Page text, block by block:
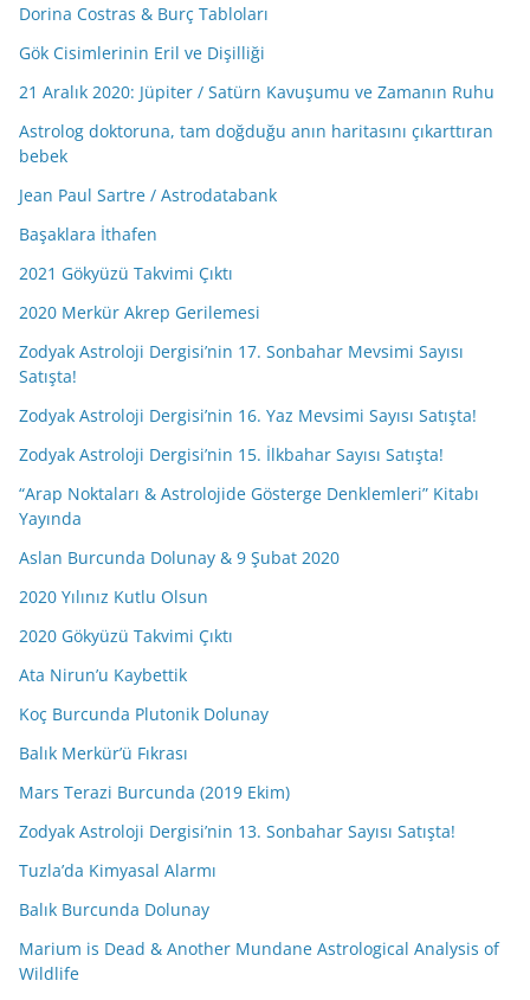
Dorina Costras & Burç Tabloları
Gök Cisimlerinin Eril ve Dişilliği
21 Aralık 2020: Jüpiter / Satürn Kavuşumu ve Zamanın Ruhu
Astrolog doktoruna, tam doğduğu anın haritasını çıkarttıran
bebek
Jean Paul Sartre / Astrodatabank
Başaklara İthafen
2021 Gökyüzü Takvimi Çıktı
2020 Merkür Akrep Gerilemesi
Zodyak Astroloji Dergisi’nin 17. Sonbahar Mevsimi Sayısı
Satışta!
Zodyak Astroloji Dergisi’nin 16. Yaz Mevsimi Sayısı Satışta!
Zodyak Astroloji Dergisi’nin 15. İlkbahar Sayısı Satışta!
“Arap Noktaları & Astrolojide Gösterge Denklemleri” Kitabı
Yayında
Aslan Burcunda Dolunay & 9 Şubat 2020
2020 Yılınız Kutlu Olsun
2020 Gökyüzü Takvimi Çıktı
Ata Nirun’u Kaybettik
Koç Burcunda Plutonik Dolunay
Balık Merkür’ü Fıkrası
Mars Terazi Burcunda (2019 Ekim)
Zodyak Astroloji Dergisi’nin 13. Sonbahar Sayısı Satışta!
Tuzla’da Kimyasal Alarmı
Balık Burcunda Dolunay
Marium is Dead & Another Mundane Astrological Analysis of
Wildlife